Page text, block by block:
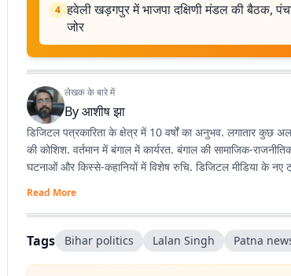
4 हवेली खड़गपुर में भाजपा दक्षिणी मंडल की बैठक,
जोर
लेखक के बारे में
Byआशीष झा
डिजिटल पत्रकारिता के क्षेत्र में 10 वर्षों का अनुभव. लगातार
की कोशिश. वर्तमान में बंगाल में कार्यरत. बंगाल की सामाजिक-
घटनाओं और किस्से-कहानियों में विशेष रुचि. डिजिटल मीडिया के
Read More
Tags Bihar politics Lalan Singh Patna